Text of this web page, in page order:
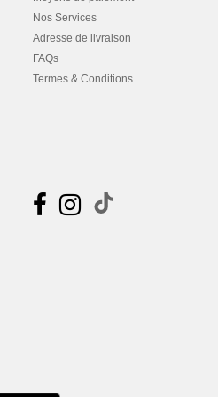
Nos Services
Adresse de livraison
FAQs
Termes & Conditions